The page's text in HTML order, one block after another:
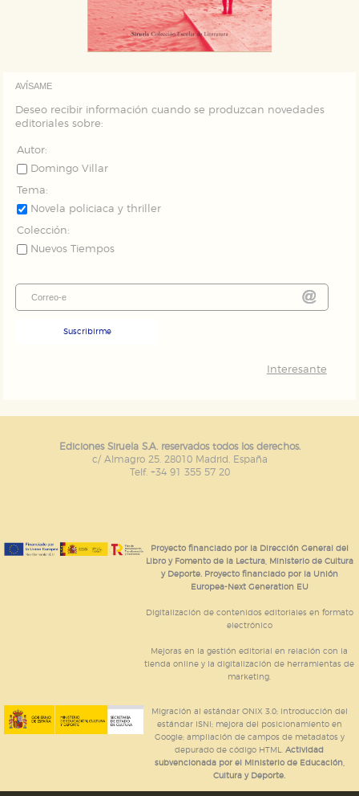
AVÍSAME
Deseo recibir información cuando se produzcan novedades
editoriales sobre:
Autor:
Domingo Villar
Tema:
Novela policiaca y thriller
Colección:
Nuevos Tiempos
Suscribirme
Interesante
Ediciones Siruela S.A. reservados todos los derechos.
c/ Almagro 25. 28010 Madrid. España
Telf. +34 91 355 57 20
Proyecto financiado por la Dirección General del
Libro y Fomento de la Lectura, Ministerio de Cultura
y Deporte. Proyecto financiado por la Unión
Europea-Next Generation EU
Digitalización de contenidos editoriales en formato
electrónico
Mejoras en la gestión editorial en relación con la
tienda online y la digitalización de herramientas de
marketing.
Migración al estándar ONIX 3.0; introducción del
estándar ISNI; mejora del posicionamiento en
Google; ampliación de campos de metadatos y
depurado de código HTML.Actividad
subvencionada por el Ministerio de Educación,
Cultura y Deporte.